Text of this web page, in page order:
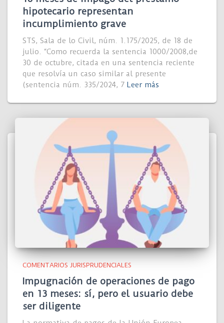
hipotecario representan
incumplimiento grave
STS, Sala de lo Civil, núm. 1.175/2025, de 18 de
julio. “Como recuerda la sentencia 1000/2008,de
30 de octubre, citada en una sentencia reciente
que resolvía un caso similar al presente
(sentencia núm. 335/2024, 7 Leer más
COMENTARIOS JURISPRUDENCIALES
Impugnación de operaciones de pago
en 13 meses: sí, pero el usuario debe
ser diligente